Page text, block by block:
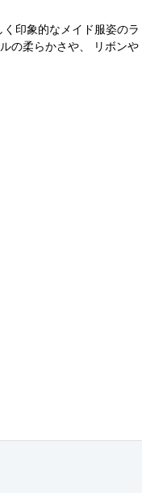
印象的なメイド服姿のラ
の柔らかさや、 リボンや